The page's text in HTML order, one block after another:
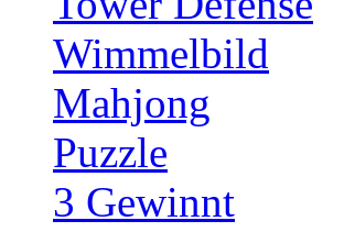
Wimmelbild
Mahjong
Puzzle
3 Gewinnt